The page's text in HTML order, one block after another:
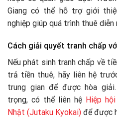
Giang có thể hỗ trợ giới
nghiệp giúp quá trình thuê diễn
Cách giải quyết tranh chấp
Nếu phát sinh tranh chấp về
trả tiền thuê, hãy liên hệ
trung gian để được hòa
trọng, có thể liên hệ Hiệp
Nhật (Jutaku Kyokai) để được